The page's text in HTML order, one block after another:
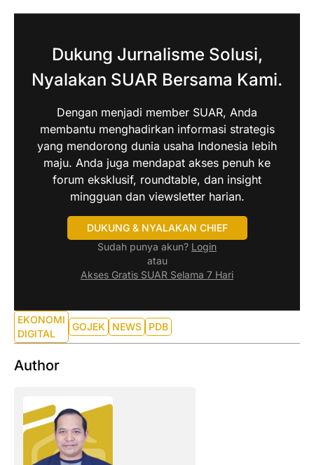
Dukung Jurnalisme Solusi,
Nyalakan SUAR Bersama Kami.
Dengan menjadi member SUAR, Anda
membantu menghadirkan informasi strategis
yang mendorong dunia usaha Indonesia lebih
maju. Anda juga mendapat akses penuh ke
forum eksklusif, roundtable, dan insight
mingguan dan viewsletter harian.
DUKUNG & NYALAKAN CHIEF
Sudah punya akun? Login
atau
Akses Gratis SUAR Selama 7 Hari
EKONOMI
DIGITAL
GOJEK NEWS PDB
Author